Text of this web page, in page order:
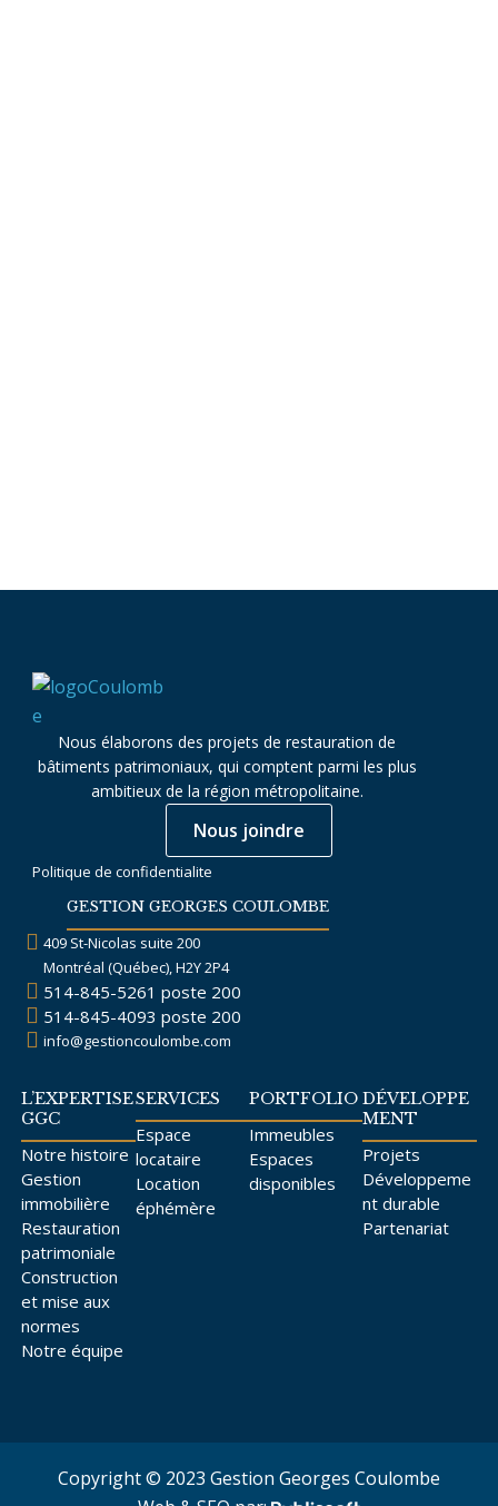
Nous élaborons des projets de restauration de
bâtiments patrimoniaux, qui comptent parmi les plus
ambitieux de la région métropolitaine.
Nous joindre
Politique de confidentialite
GESTION GEORGES COULOMBE
409 St-Nicolas suite 200
Montréal (Québec), H2Y 2P4
514-845-5261 poste 200
514-845-4093 poste 200
info@gestioncoulombe.com
L’EXPERTISE
GGC
Notre histoire
Gestion
immobilière
Restauration
patrimoniale
Construction
et mise aux
normes
Notre équipe
SERVICES
Espace
locataire
Location
éphémère
PORTFOLIO
Immeubles
Espaces
disponibles
DÉVELOPPE
MENT
Projets
Développeme
nt durable
Partenariat
Copyright © 2023 Gestion Georges Coulombe